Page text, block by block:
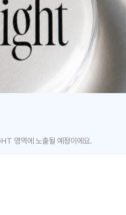
영역에 노출될 예정이에요.